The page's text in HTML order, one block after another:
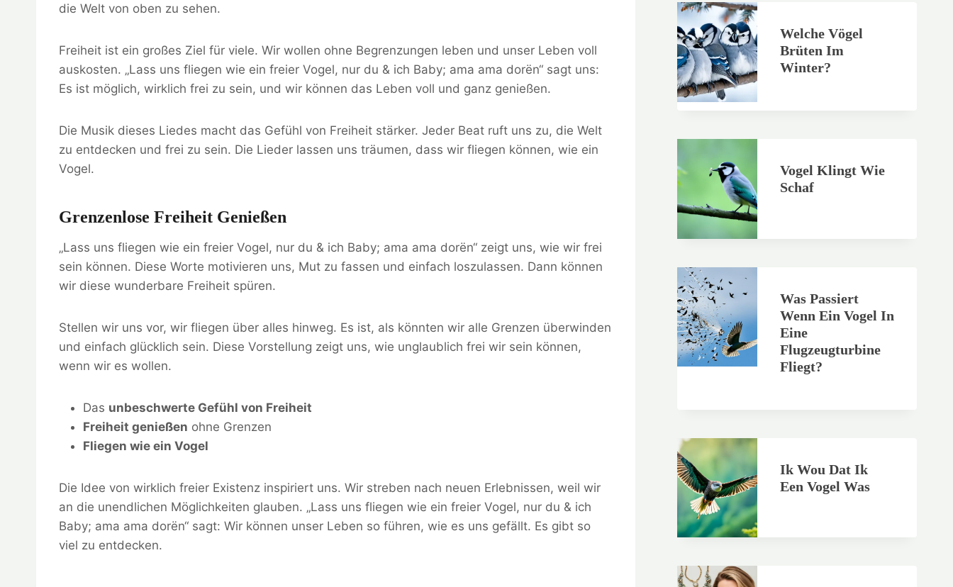
die Welt von oben zu sehen.
Freiheit ist ein großes Ziel für viele. Wir wollen ohne Begrenzungen leben und unser Leben voll
auskosten. „Lass uns fliegen wie ein freier Vogel, nur du & ich Baby; ama ama dorën“ sagt uns:
Es ist möglich, wirklich frei zu sein, und wir können das Leben voll und ganz genießen.
Die Musik dieses Liedes macht das Gefühl von Freiheit stärker. Jeder Beat ruft uns zu, die Welt
zu entdecken und frei zu sein. Die Lieder lassen uns träumen, dass wir fliegen können, wie ein
Vogel.
Grenzenlose Freiheit Genießen
„Lass uns fliegen wie ein freier Vogel, nur du & ich Baby; ama ama dorën“ zeigt uns, wie wir frei
sein können. Diese Worte motivieren uns, Mut zu fassen und einfach loszulassen. Dann können
wir diese wunderbare Freiheit spüren.
Stellen wir uns vor, wir fliegen über alles hinweg. Es ist, als könnten wir alle Grenzen überwinden
und einfach glücklich sein. Diese Vorstellung zeigt uns, wie unglaublich frei wir sein können,
wenn wir es wollen.
Das unbeschwerte Gefühl von Freiheit
Freiheit genießen ohne Grenzen
Fliegen wie ein Vogel
Die Idee von wirklich freier Existenz inspiriert uns. Wir streben nach neuen Erlebnissen, weil wir
an die unendlichen Möglichkeiten glauben. „Lass uns fliegen wie ein freier Vogel, nur du & ich
Baby; ama ama dorën“ sagt: Wir können unser Leben so führen, wie es uns gefällt. Es gibt so
viel zu entdecken.
Welche Vögel
Brüten Im
Winter?
Vogel Klingt Wie
Schaf
Was Passiert
Wenn Ein Vogel In
Eine
Flugzeugturbine
Fliegt?
Ik Wou Dat Ik
Een Vogel Was